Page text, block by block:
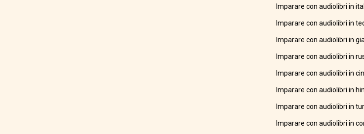
Imparare con audiolibri in
Imparare con audiolibri in
Imparare con audiolibri in
Imparare con audiolibri in
Imparare con audiolibri in
Imparare con audiolibri in
Imparare con audiolibri in
Imparare con audiolibri in